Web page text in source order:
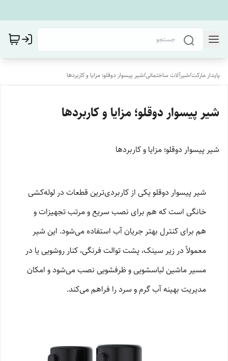
پایدار مارکت/شیرآلات ساختمانی/شیر پیسوار دوقلو؛ مزایا و کاربردها
شیر پیسوار دوقلو؛ مزایا و کاربردها
شیر پیسوار دوقلو؛ مزایا و کاربردها
شیر پیسوار دوقلو یکی از کاربردی‌ترین قطعات در لوله‌کشی
خانگی است که هم برای نصب سریع و مرتب تجهیزات و
هم برای کنترل بهتر جریان آب استفاده می‌شود. این شیر
معمولاً در زیر سینک، پشت توالت فرنگی، کنار روشویی یا در
مسیر ماشین لباسشویی و ظرفشویی نصب می‌شود و امکان
مدیریت بهینه آب گرم و سرد را فراهم می‌کند.